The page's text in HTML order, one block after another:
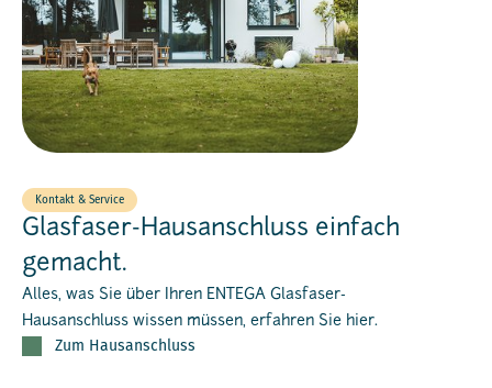
Kontakt & Service
Glasfaser-Hausanschluss einfach
gemacht.
Alles, was Sie über Ihren ENTEGA Glasfaser-
Hausanschluss wissen müssen, erfahren Sie hier.
Zum Hausanschluss